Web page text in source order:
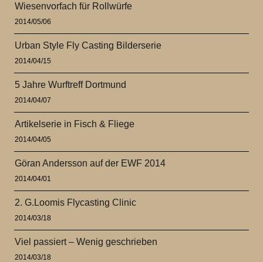
Wiesenvorfach für Rollwürfe
2014/05/06
Urban Style Fly Casting Bilderserie
2014/04/15
5 Jahre Wurftreff Dortmund
2014/04/07
Artikelserie in Fisch & Fliege
2014/04/05
Göran Andersson auf der EWF 2014
2014/04/01
2. G.Loomis Flycasting Clinic
2014/03/18
Viel passiert – Wenig geschrieben
2014/03/18